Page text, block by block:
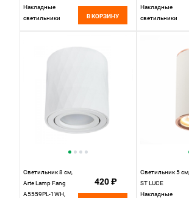
Накладные
светильники
В КОРЗИНУ
Накладные
светильники
Светильник 8 см,
Arte Lamp Fang
A5559PL-1WH,
420 ₽
Светильник 5 см,
ST LUCE
Накладные